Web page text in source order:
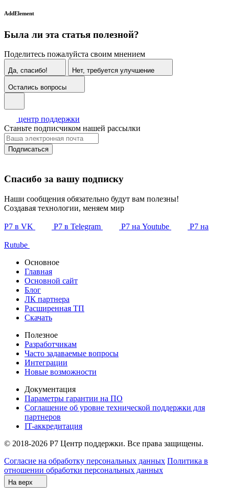
AddElement
Была ли эта статья полезной?
Поделитесь пожалуйста своим мнением
Да, спасибо! Нет, требуется улучшение
Остались вопросы
центр поддержки
Станьте подписчиком нашей рассылки
Подписаться
Спасибо за вашу подписку
Наши сообщения обязательно будут вам полезны!
Создавая технологии, меняем мир
Р7 в VK Р7 в Telegram Р7 на Youtube Р7 на
Rutube
Основное
Главная
Основной сайт
Блог
ЛК партнера
Расширенная ТП
Скачать
Полезное
Разработчикам
Часто задаваемые вопросы
Интеграции
Новые возможности
Документация
Параметры гарантии на ПО
Соглашение об уровне технической поддержки для
партнеров
IT-аккредитация
© 2018-2026 Р7 Центр поддержки. Все права защищены.
Согласие на обработку персональных данных Политика в
отношении обработки персональных данных
На верх